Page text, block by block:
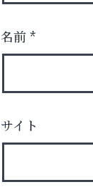
いわみ眼科
名前 *
サイト